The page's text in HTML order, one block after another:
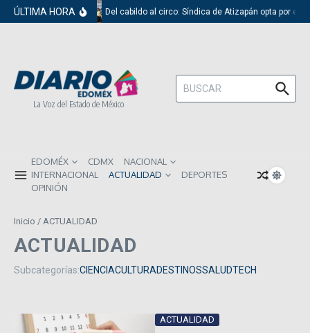
Saltar al contenido
ÚLTIMA HORA Del cabildo al circo: Síndica de Atizapán opta por el
La Voz del Estado de México
Buscar:
EDOMÉX CDMX
NACIONAL
INTERNACIONAL
ACTUALIDAD
DEPORTES
OPINIÓN
Inicio / ACTUALIDAD
ACTUALIDAD
Subcategorías:CIENCIACULTURADESTINOSSALUDTECH
ACTUALIDAD